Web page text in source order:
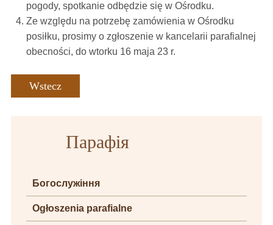
pogody, spotkanie odbędzie się w Ośrodku.
Ze względu na potrzebę zamówienia w Ośrodku
posiłku, prosimy o zgłoszenie w kancelarii parafialnej
obecności, do wtorku 16 maja 23 r.
Wstecz
Парафія
Богослужіння
Ogłoszenia parafialne